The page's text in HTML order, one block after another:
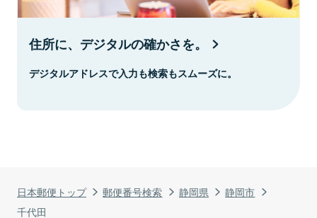
日本郵便トップ 郵便番号検索 静岡県
静岡市
千代田
住所に、デジタルの確かさを。
デジタルアドレスで入力も検索もスムーズに。